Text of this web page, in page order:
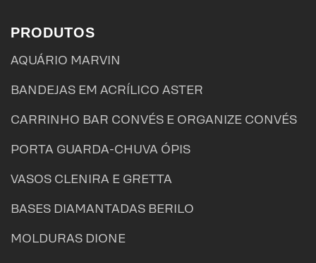
PRODUTOS
AQUÁRIO MARVIN
BANDEJAS EM ACRÍLICO ASTER
CARRINHO BAR CONVÉS E ORGANIZE CONVÉS
PORTA GUARDA-CHUVA ÓPIS
VASOS CLENIRA E GRETTA
BASES DIAMANTADAS BERILO​
MOLDURAS DIONE